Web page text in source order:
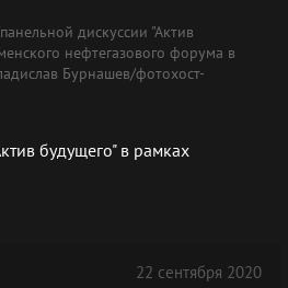
дискуссии "Актив
нефтегазового форума в
Бурнашев/фотохост-
будущего" в рамках
22 сентября 2020